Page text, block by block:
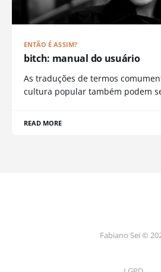
ENTÃO É ASSIM?
bitch: manual do usuário
As traduções de termos
cultura popular também podem
READ MORE
Fabiano Sei ©